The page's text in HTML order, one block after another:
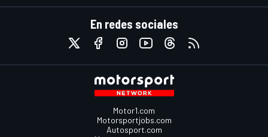
En redes sociales
Motor1.com
Motorsportjobs.com
Autosport.com